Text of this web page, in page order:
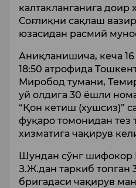
калтакланганига доир
Соғлиқни сақлаш
юзасидан расмий
Аниқланишича, кеча 16
18:50 атрофида
Миробод тумани,
уй олдига 30 ёшли
“Қон кетиш (хушсиз)”
фуқаро томонидан тез
хизматига чақирув
Шундан сўнг шифокор
З.Ж.дан таркиб топган
бригадаси чақирув